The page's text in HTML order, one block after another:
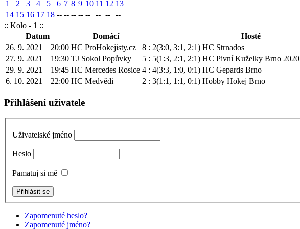
1 2 3 4 5 6 7 8 9 10 11 12 13
14 15 16 17 18 -- -- -- -- -- -- -- --
:: Kolo - 1 ::
Datum
Domácí Hosté
26. 9. 2021 20:00 HC ProHokejisty.cz 8 : 2(3:0, 3:1, 2:1) HC Strnados
27. 9. 2021 19:30 TJ Sokol Popůvky 5 : 5(1:3, 2:1, 2:1) HC Pivní Kuželky Brno 2020
29. 9. 2021 19:45 HC Mercedes Rosice 4 : 4(3:3, 1:0, 0:1) HC Gepards Brno
6. 10. 2021 22:00 HC Medvědi 2 : 3(1:1, 1:1, 0:1) Hobby Hokej Brno
Přihlášení uživatele
Uživatelské jméno
Heslo
Pamatuj si mě
Zapomenuté heslo?
Zapomenuté jméno?